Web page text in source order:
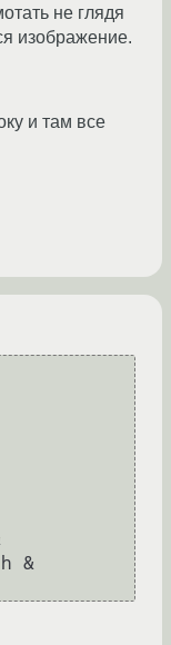
не глядя
изображение.
и там все
&